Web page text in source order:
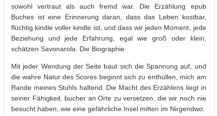
sowohl vertraut als auch fremd war. Die Erzählung epub
Buches ist eine Erinnerung daran, dass das Leben kostbar,
flüchtig kindle voller kindle ist, und dass wir jeden Moment, jede
Beziehung und jede Erfahrung, egal wie groß oder klein,
schätzen Savonarola: Die Biographie
Mit jeder Wendung der Seite baut sich die Spannung auf, und
die wahre Natur des Scores beginnt sich zu enthüllen, mich am
Rande meines Stuhls haltend. Die Macht des Erzählens liegt in
seiner Fähigkeit, bucher an Orte zu versetzen, die wir noch nie
besucht haben, wie eine gefährliche Insel mitten im Nirgendwo.